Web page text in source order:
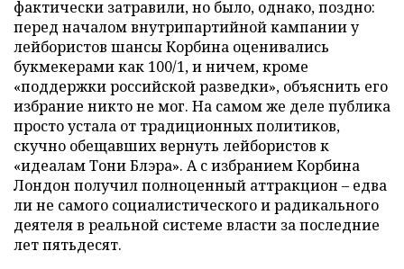
фактически затравили, но было, однако, поздно:
перед началом внутрипартийной кампании у
лейбористов шансы Корбина оценивались
букмекерами как 100/1, и ничем, кроме
«поддержки российской разведки», объяснить его
избрание никто не мог. На самом же деле публика
просто устала от традиционных политиков,
скучно обещавших вернуть лейбористов к
«идеалам Тони Блэра». А с избранием Корбина
Лондон получил полноценный аттракцион – едва
ли не самого социалистического и радикального
деятеля в реальной системе власти за последние
лет пятьдесят.